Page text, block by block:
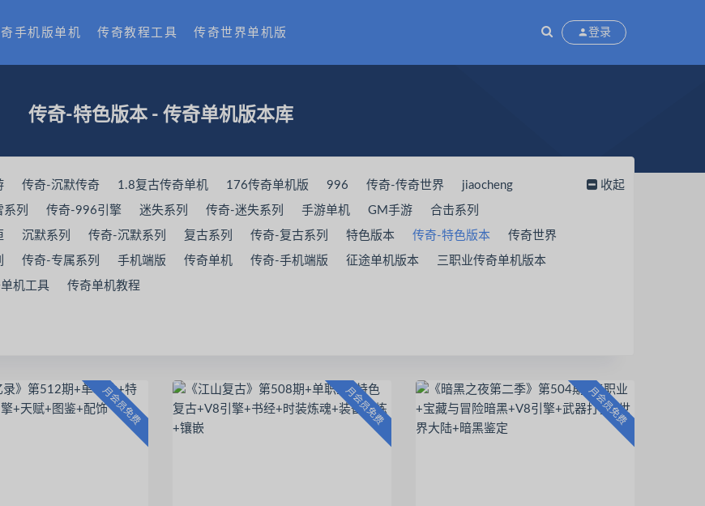
手机版单机 传奇教程工具 传奇世界单机版 登录
传奇-特色版本 - 传奇单机版本库
传奇-沉默传奇 1.8复古传奇单机 176传奇单机版 996 传奇-传奇世界 jiaocheng
列 传奇-996引擎 迷失系列 传奇-迷失系列 手游单机 GM手游 合击系列
沉默系列 传奇-沉默系列 复古系列 传奇-复古系列 特色版本 传奇-特色版本 传奇世界
传奇-专属系列 手机端版 传奇单机 传奇-手机端版 征途单机版本 三职业传奇单机版本
机工具 传奇单机教程
收起
月会员免费 月会员免费 月会员免费